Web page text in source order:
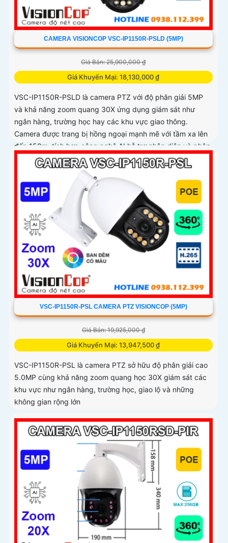
CAMERA VISIONCOP VSC-IP1150R-PSLD (5MP)
Giá Bán: 25,900,000 ₫
Giá Khuyến Mại: 18,130,000 ₫
VSC-IP1150R-PSLD là camera PTZ với độ phân giải 5MP
và khả năng zoom quang 30X ứng dụng giám sát như
ngân hàng, trường học hay các khu vực giao thông.
Camera được trang bị hồng ngoại mạnh mẽ với tầm xa lên
đến 150m, tích hợp công nghệ AI hỗ trợ nhận diện và phân
tích hình ảnh chính xác
VSC-IP1150R-PSL CAMERA PTZ VISIONCOP (5MP)
Giá Bán: 19,925,000 ₫
Giá Khuyến Mại: 13,947,500 ₫
VSC-IP1150R-PSL là camera PTZ sở hữu độ phân giải cao
5.0MP cùng khả năng zoom quang học 30X giám sát các
khu vực như ngân hàng, trường học, giao lộ và những
không gian rộng lớn